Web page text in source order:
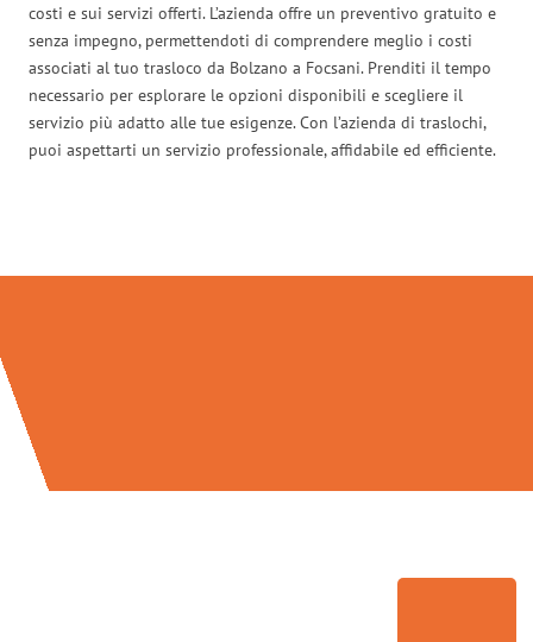
costi e sui servizi offerti. L’azienda offre un preventivo gratuito e
senza impegno, permettendoti di comprendere meglio i costi
associati al tuo trasloco da Bolzano a Focsani. Prenditi il tempo
necessario per esplorare le opzioni disponibili e scegliere il
servizio più adatto alle tue esigenze. Con l’azienda di traslochi,
puoi aspettarti un servizio professionale, affidabile ed efficiente.